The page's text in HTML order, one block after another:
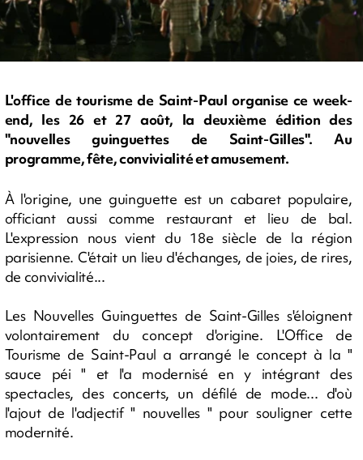
L'office de tourisme de Saint-Paul organise ce week-
end, les 26 et 27 août, la deuxième édition des
"nouvelles guinguettes de Saint-Gilles". Au
programme, fête, convivialité et amusement.
À l'origine, une guinguette est un cabaret populaire,
officiant aussi comme restaurant et lieu de bal.
L'expression nous vient du 18e siècle de la région
parisienne. C'était un lieu d'échanges, de joies, de rires,
de convivialité...
Les Nouvelles Guinguettes de Saint-Gilles s'éloignent
volontairement du concept d'origine. L'Office de
Tourisme de Saint-Paul a arrangé le concept à la "
sauce péi " et l'a modernisé en y intégrant des
spectacles, des concerts, un défilé de mode... d'où
l'ajout de l'adjectif " nouvelles " pour souligner cette
modernité.